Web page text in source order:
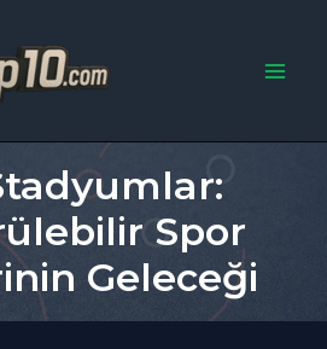
Spor
Geleceği